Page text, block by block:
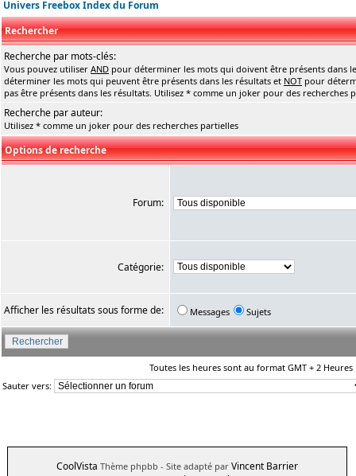
Univers Freebox Index du Forum
Rechercher
Recherche par mots-clés:
Vous pouvez utiliser AND pour déterminer les mots qui doivent être présents dans
déterminer les mots qui peuvent être présents dans les résultats et NOT pour
pas être présents dans les résultats. Utilisez * comme un joker pour des recherches
Recherche par auteur:
Utilisez * comme un joker pour des recherches partielles
Options de recherche
Forum:
Catégorie:
Afficher les résultats sous forme de: Messages Sujets
Toutes les heures sont au format GMT + 2 Heures
Sauter vers:
CoolVista Thème phpbb - Site adapté par Vincent Barrier